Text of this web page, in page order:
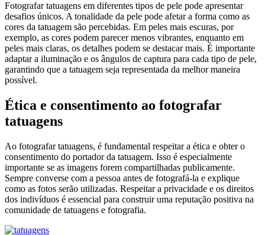
Fotografar tatuagens em diferentes tipos de pele pode apresentar
desafios únicos. A tonalidade da pele pode afetar a forma como as
cores da tatuagem são percebidas. Em peles mais escuras, por
exemplo, as cores podem parecer menos vibrantes, enquanto em
peles mais claras, os detalhes podem se destacar mais. É importante
adaptar a iluminação e os ângulos de captura para cada tipo de pele,
garantindo que a tatuagem seja representada da melhor maneira
possível.
Ética e consentimento ao fotografar
tatuagens
Ao fotografar tatuagens, é fundamental respeitar a ética e obter o
consentimento do portador da tatuagem. Isso é especialmente
importante se as imagens forem compartilhadas publicamente.
Sempre converse com a pessoa antes de fotografá-la e explique
como as fotos serão utilizadas. Respeitar a privacidade e os direitos
dos indivíduos é essencial para construir uma reputação positiva na
comunidade de tatuagens e fotografia.